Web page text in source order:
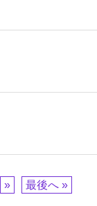
» 最後へ »